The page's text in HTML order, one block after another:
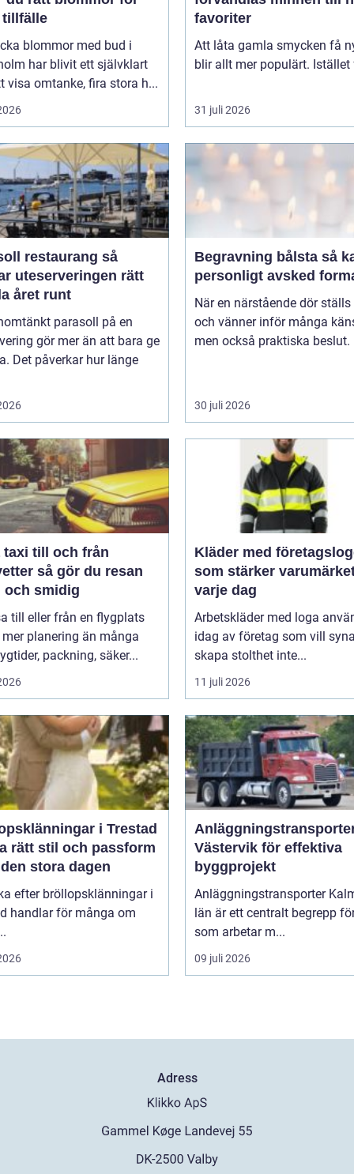
tillfälle
blommor med bud i
har blivit ett självklart
visa omtanke, fira stora h...
favoriter
Att låta gamla smycken få
blir allt mer populärt. Istället
31 juli 2026
restaurang så
uteserveringen rätt
året runt
parasoll på en
gör mer än att bara ge
Det påverkar hur länge
Begravning bålsta så kan ett
personligt avsked
När en närstående dör
och vänner inför många
men också praktiska beslut.
30 juli 2026
taxi till och från
du resan
och smidig
till eller från en flygplats
mer planering än många
packning, säker...
Kläder med
som stärker
varje dag
Arbetskläder med loga
idag av företag som vill
skapa stolthet inte...
11 juli 2026
i Trestad
rätt stil och passform
stora dagen
efter bröllopsklänningar i
handlar för många om
Västervik för effektiva
byggprojekt
Anläggningstransporter
län är ett centralt begrepp
som arbetar m...
09 juli 2026
Adress